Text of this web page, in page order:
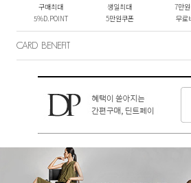
구매최대
5%D.POINT
생일최대
5만원쿠폰
7만
무료
CARD BENEFIT